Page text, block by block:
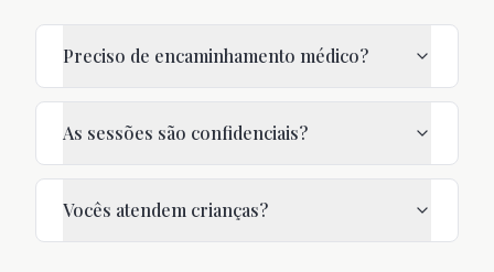
Preciso de encaminhamento médico?
As sessões são confidenciais?
Vocês atendem crianças?